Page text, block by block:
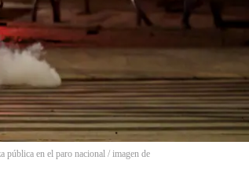
pública en el paro nacional / imagen de